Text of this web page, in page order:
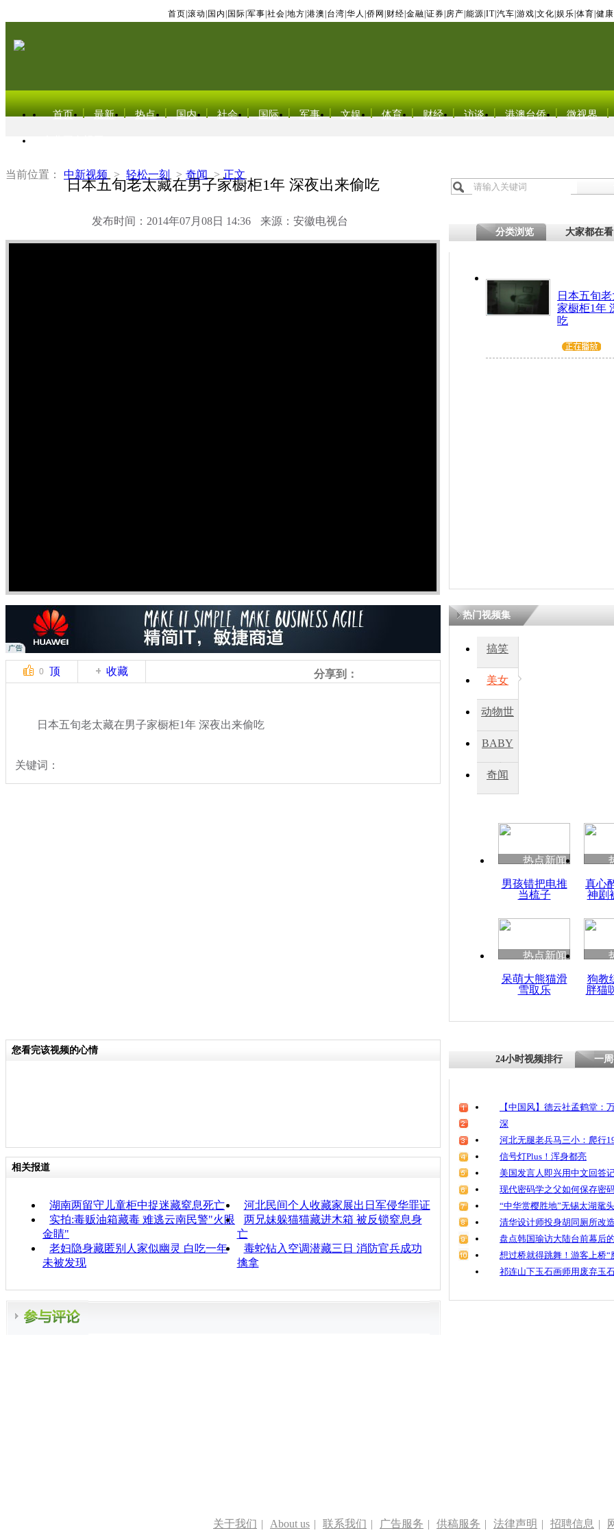
首页 滚动 国内 国际 军事 社会 地方 港澳 台湾 华人 侨网 财经 金融 证券 房产 能源 IT| 汽车 游戏 文化 娱乐 体育 健康
首页 最新 热点 国内 社会 国际 军事 文娱 体育 财经 访谈 港澳台侨 微视界
当前位置： 中新视频 > 轻松一刻 > 奇闻 > 正文
日本五旬老太藏在男子家橱柜1年 深夜出来偷吃
发布时间：2014年07月08日 14:36 来源：安徽电视台
分类浏览 大家都在看
日本五旬
家橱柜1年
吃
0 顶 收藏 分享到：
日本五旬老太藏在男子家橱柜1年 深夜出来偷吃
关键词：
热门视频集
搞笑
美女
动物世
BABY
秀
奇闻
热点新闻
男孩错把电推
当梳子
真心
神剧
热点新闻
呆萌大熊猫滑
雪取乐
狗教
胖猫
您看完该视频的心情
相关报道
湖南两留守儿童柜中捉迷藏窒息死亡
河北民间个人收藏家展出日军侵华罪证
实拍:毒贩油箱藏毒 难逃云南民警"火眼
金睛"
两兄妹躲猫猫藏进木箱 被反锁窒息身
亡
老妇隐身藏匿别人家似幽灵 白吃一年
未被发现
毒蛇钻入空调潜藏三日 消防官兵成功
擒拿
24小时视频排行 一
【中国风】德云社孟鹤堂：
深
河北无腿老兵马三小：爬行
信号灯Plus！浑身都亮
美国发言人即兴用中文回答
现代密码学之父如何保存密
“中华赏樱胜地”无锡太湖鼋
清华设计师投身胡同厕所改
盘点韩国瑜访大陆台前幕后
想过桥就得跳舞！游客上桥“
祁连山下玉石画师用废弃玉
关于我们 | About us | 联系我们 | 广告服务 | 供稿服务 | 法律声明 | 招聘信息 |